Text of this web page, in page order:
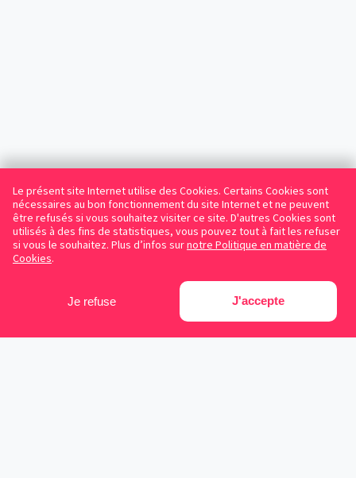
Le présent site Internet utilise des Cookies. Certains Cookies sont
nécessaires au bon fonctionnement du site Internet et ne peuvent
être refusés si vous souhaitez visiter ce site. D'autres Cookies sont
utilisés à des fins de statistiques, vous pouvez tout à fait les refuser
si vous le souhaitez. Plus d’infos surnotre Politique en matière de
Cookies.
Je refuse J'accepte